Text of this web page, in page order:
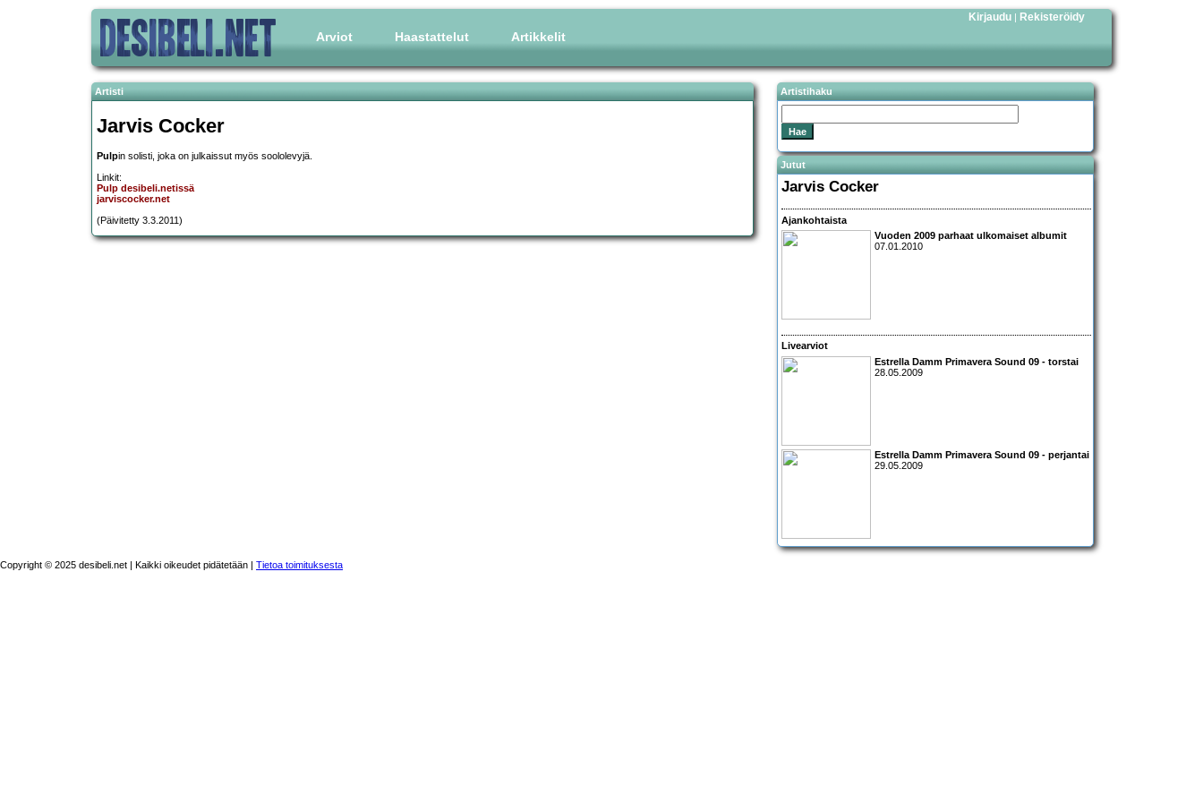
Arviot Haastattelut Artikkelit
Kirjaudu | Rekisteröidy
Artisti
Jarvis Cocker
Pulpin solisti, joka on julkaissut myös soololevyjä.
Linkit:
Pulp desibeli.netissä
jarviscocker.net
(Päivitetty 3.3.2011)
Artistihaku
Jutut
Jarvis Cocker
Ajankohtaista
Vuoden 2009 parhaat ulkomaiset albumit
07.01.2010
Livearviot
Estrella Damm Primavera Sound 09 - torstai
28.05.2009
Estrella Damm Primavera Sound 09 - perjantai
29.05.2009
Copyright © 2025 desibeli.net | Kaikki oikeudet pidätetään | Tietoa toimituksesta